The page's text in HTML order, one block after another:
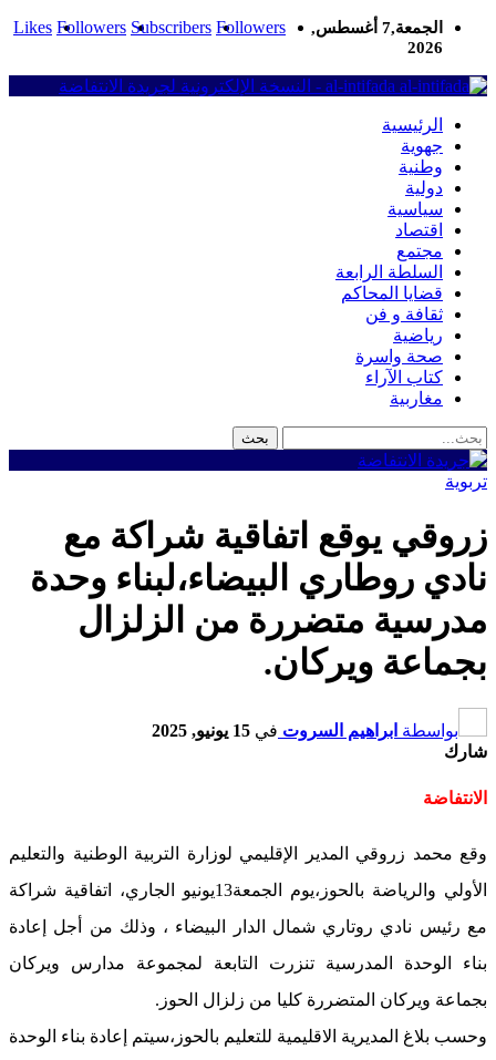
Likes Followers Subscribers Followers
الجمعة,7 أغسطس,
2026
al-intifada - النسخة الإلكترونية لجريدة الانتفاضة
الرئيسية
جهوية
وطنية
دولية
سياسية
اقتصاد
مجتمع
السلطة الرابعة
قضايا المحاكم
ثقافة و فن
رياضية
صحة واسرة
كتاب الآراء
مغاربية
تربوية
زروقي يوقع اتفاقية شراكة مع
نادي روطاري البيضاء،لبناء وحدة
مدرسية متضررة من الزلزال
بجماعة ويركان.
بواسطة ابراهيم السروت في 15 يونيو, 2025
شارك
الانتفاضة
وقع محمد زروقي المدير الإقليمي لوزارة التربية الوطنية والتعليم
الأولي والرياضة بالحوز،يوم الجمعة13يونيو الجاري، اتفاقية شراكة
مع رئيس نادي روتاري شمال الدار البيضاء ، وذلك من أجل إعادة
بناء الوحدة المدرسية تنزرت التابعة لمجموعة مدارس ويركان
بجماعة ويركان المتضررة كليا من زلزال الحوز.
وحسب بلاغ المديرية الاقليمية للتعليم بالحوز،سيتم إعادة بناء الوحدة